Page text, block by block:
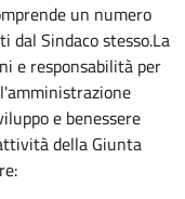
un numero
dal Sindaco stesso.La
e responsabilità per
e benessere
della Giunta